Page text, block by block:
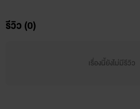
รีวิว (0)
เรื่องนี้ยังไม่มีรีวิว